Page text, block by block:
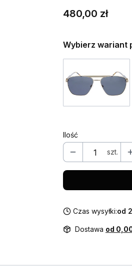
Cena
480,00 zł
Wybierz wariant
Ilość
szt.
Czas wysyłki:od
Dostawa od